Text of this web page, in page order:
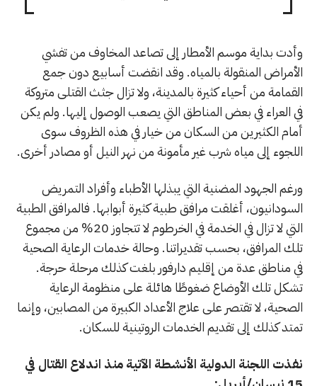
وأدت بداية موسم الأمطار إلى تصاعد المخاوف من تفشي
الأمراض المنقولة بالمياه. وقد انقضت أسابيع دون جمع
القمامة من أحياء كثيرة بالمدينة، ولا تزال جثث القتلى متروكة
في العراء في بعض المناطق التي يصعب الوصول إليها. ولم يكن
أمام الكثيرين من السكان من خيار في هذه الظروف سوى
اللجوء إلى مياه شرب غير مأمونة من نهر النيل أو مصادر أخرى.
ورغم الجهود المضنية التي يبذلها الأطباء وأفراد التمريض
السودانيون، أغلقت مرافق طبية كثيرة أبوابها. فالمرافق الطبية
التي لا تزال في الخدمة في الخرطوم لا تتجاوز 20% من مجموع
تلك المرافق، بحسب تقديراتنا. وحالة خدمات الرعاية الصحية
في مناطق عدة من إقليم دارفور بلغت كذلك مرحلة حرجة.
تشكل تلك الأوضاع ضغوطًا هائلة على منظومة الرعاية
الصحية، لا تقتصر على علاج الأعداد الكبيرة من المصابين، وإنما
تمتد كذلك إلى تقديم الخدمات الروتينية للسكان.
نفذت اللجنة الدولية الأنشطة الآتية منذ اندلاع القتال في